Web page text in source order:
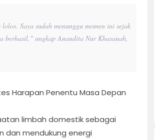
Saya sudah menunggu momen ini sejak
berhasil," ungkap Anandita Nur Khasanah,
Harapan Penentu Masa Depan
limbah domestik sebagai
dan mendukung energi